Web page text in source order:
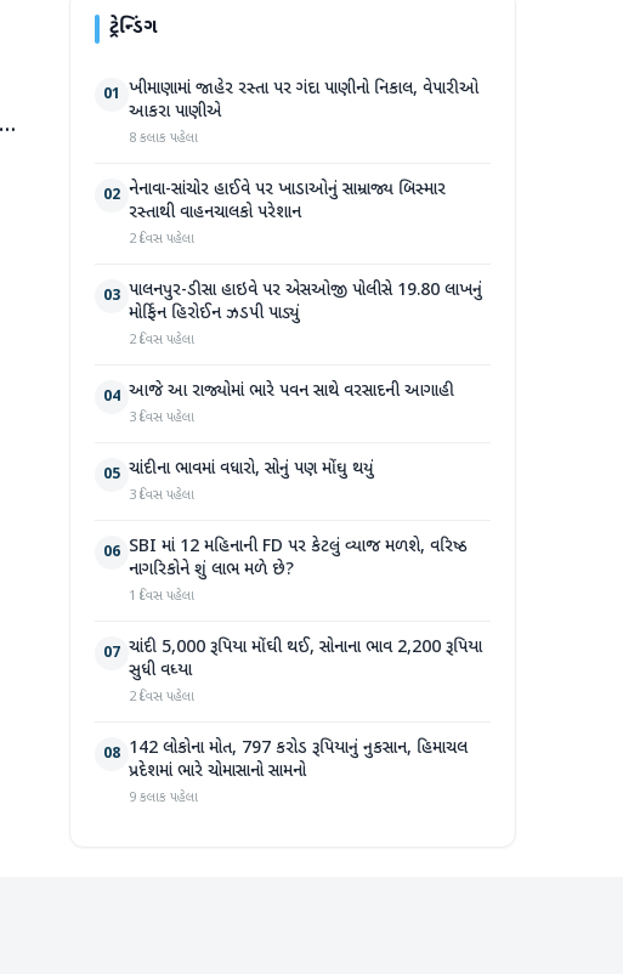
ટ્રેન્ડિંગ
01 ખીમાણામાં જાહેર રસ્તા પર ગંદા પાણીનો નિકાલ, વેપારીઓ
આકરા પાણીએ
8 કલાક પહેલા
02 નેનાવા-સાંચોર હાઈવે પર ખાડાઓનું સામ્રાજ્ય બિસ્માર
રસ્તાથી વાહનચાલકો પરેશાન
2 દિવસ પહેલા
03 પાલનપુર-ડીસા હાઇવે પર એસઓજી પોલીસે 19.80 લાખનું
મોર્ફિન હિરોઈન ઝડપી પાડ્યું
2 દિવસ પહેલા
04 આજે આ રાજ્યોમાં ભારે પવન સાથે વરસાદની આગાહી
3 દિવસ પહેલા
05 ચાંદીના ભાવમાં વધારો, સોનું પણ મોંઘુ થયું
3 દિવસ પહેલા
06 SBI માં 12 મહિનાની FD પર કેટલું વ્યાજ મળશે, વરિષ્ઠ
નાગરિકોને શું લાભ મળે છે?
1 દિવસ પહેલા
07 ચાંદી 5,000 રૂપિયા મોંઘી થઈ, સોનાના ભાવ 2,200 રૂપિયા
સુધી વધ્યા
2 દિવસ પહેલા
08 142 લોકોના મોત, 797 કરોડ રૂપિયાનું નુકસાન, હિમાચલ
પ્રદેશમાં ભારે ચોમાસાનો સામનો
9 કલાક પહેલા